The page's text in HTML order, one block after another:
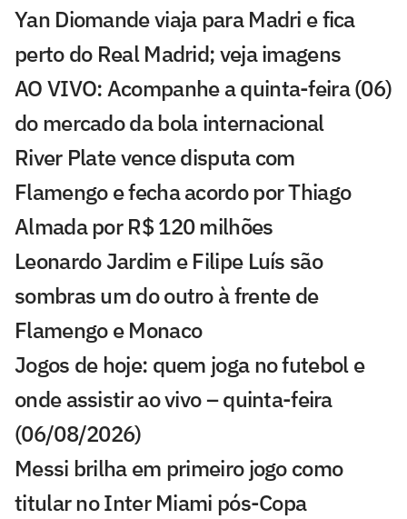
Yan Diomande viaja para Madri e fica
perto do Real Madrid; veja imagens
AO VIVO: Acompanhe a quinta-feira (06)
do mercado da bola internacional
River Plate vence disputa com
Flamengo e fecha acordo por Thiago
Almada por R$ 120 milhões
Leonardo Jardim e Filipe Luís são
sombras um do outro à frente de
Flamengo e Monaco
Jogos de hoje: quem joga no futebol e
onde assistir ao vivo – quinta-feira
(06/08/2026)
Messi brilha em primeiro jogo como
titular no Inter Miami pós-Copa